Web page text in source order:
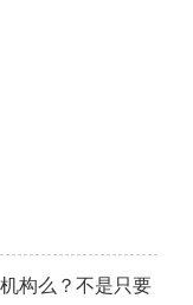
构么？不是只要